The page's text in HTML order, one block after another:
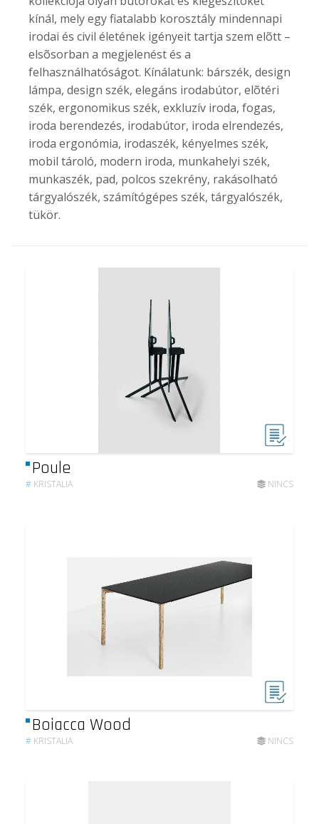
kínál, mely egy fiatalabb korosztály mindennapi
irodai és civil életének igényeit tartja szem elõtt –
elsõsorban a megjelenést és a
felhasználhatóságot. Kínálatunk: bárszék, design
lámpa, design szék, elegáns irodabútor, elõtéri
szék, ergonomikus szék, exkluzív iroda, fogas,
iroda berendezés, irodabútor, iroda elrendezés,
iroda ergonómia, irodaszék, kényelmes szék,
mobil tároló, modern iroda, munkahelyi szék,
munkaszék, pad, polcos szekrény, rakásolható
tárgyalószék, számítógépes szék, tárgyalószék,
tükör.
Poule
# KRISTALIA NINCS
Boiacca Wood
# KRISTALIA NINCS